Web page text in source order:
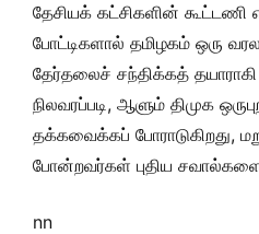
தேசியக் கட்சிகளின்
போட்டிகளால் தமிழகம் ஒரு
தேர்தலைச் சந்திக்கத்
நிலவரப்படி, ஆளும் திமுக
தக்கவைக்கப் போராடுகிறது,
போன்றவர்கள் புதிய
nn